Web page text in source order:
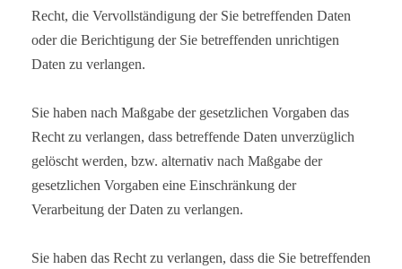
Recht, die Vervollständigung der Sie betreffenden Daten
oder die Berichtigung der Sie betreffenden unrichtigen
Daten zu verlangen.
Sie haben nach Maßgabe der gesetzlichen Vorgaben das
Recht zu verlangen, dass betreffende Daten unverzüglich
gelöscht werden, bzw. alternativ nach Maßgabe der
gesetzlichen Vorgaben eine Einschränkung der
Verarbeitung der Daten zu verlangen.
Sie haben das Recht zu verlangen, dass die Sie betreffenden